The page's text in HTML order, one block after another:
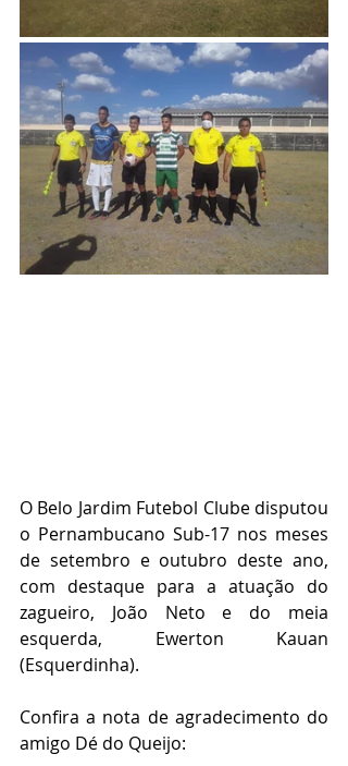
O Belo Jardim Futebol Clube disputou
o Pernambucano Sub-17 nos meses
de setembro e outubro deste ano,
com destaque para a atuação do
zagueiro, João Neto e do meia
esquerda, Ewerton Kauan
(Esquerdinha).
Confira a nota de agradecimento do
amigo Dé do Queijo: